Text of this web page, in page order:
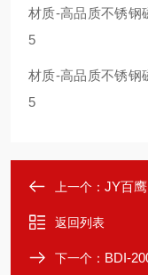
材质-高品质不锈钢
5
材质-高品质不锈钢
5
上一个： JY百
返回列表
下一个： BDI-